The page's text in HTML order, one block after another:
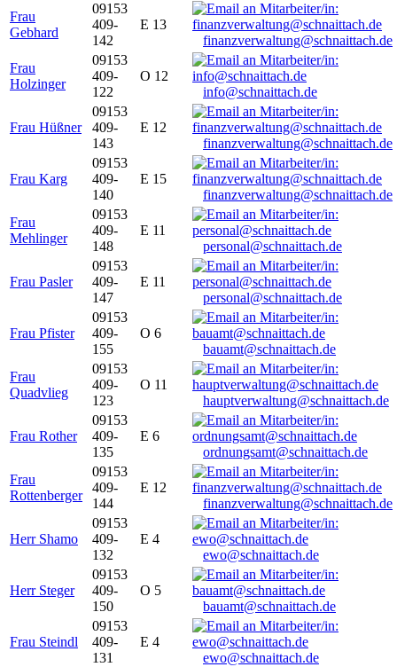
Frau
Gebhard
09153
409-
142
E 13
finanzverwaltung@schnaittach.de
Frau
Holzinger
09153
409-
122
O 12
info@schnaittach.de
Frau Hüßner
09153
409-
143
E 12
finanzverwaltung@schnaittach.de
Frau Karg
09153
409-
140
E 15
finanzverwaltung@schnaittach.de
Frau
Mehlinger
09153
409-
148
E 11
personal@schnaittach.de
Frau Pasler
09153
409-
147
E 11
personal@schnaittach.de
Frau Pfister
09153
409-
155
O 6
bauamt@schnaittach.de
Frau
Quadvlieg
09153
409-
123
O 11
hauptverwaltung@schnaittach.de
Frau Rother
09153
409-
135
E 6
ordnungsamt@schnaittach.de
Frau
Rottenberger
09153
409-
144
E 12
finanzverwaltung@schnaittach.de
Herr Shamo
09153
409-
132
E 4
ewo@schnaittach.de
Herr Steger
09153
409-
150
O 5
bauamt@schnaittach.de
Frau Steindl
09153
409-
131
E 4
ewo@schnaittach.de